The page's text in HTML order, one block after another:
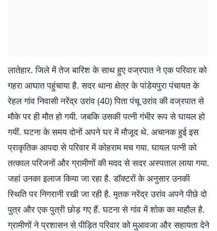
लातेहार. जिले में तेज बारिश के साथ हुए वज्रपात ने एक परिवार को
गहरा आघात पहुंचाया है. सदर थाना क्षेत्र के पांडेयपुरा पंचायत के
रेहल गांव निवासी नरेंद्र उरांव (40) पिता पंचू उरांव की वज्रपात से
मौके पर ही मौत हो गयी. जबकि उसकी पत्नी गंभीर रूप से घायल हो
गयीं. घटना के समय दोनों अपने घर में मौजूद थे. अचानक हुई इस
प्राकृतिक आपदा से परिवार में कोहराम मच गया. घायल पत्नी को
तत्काल परिजनों और ग्रामीणों की मदद से सदर अस्पताल लाया गया.
जहां उनका इलाज किया जा रहा है. डॉक्टरों के अनुसार उनकी
स्थिति पर निगरानी रखी जा रही है. मृतक नरेंद्र उरांव अपने पीछे दो
पुत्र और एक पुत्री छोड़ गए हैं. घटना से गांव में शोक का माहौल है.
ग्रामीणों ने प्रशासन से पीड़ित परिवार को मुआवजा और सहायता देने